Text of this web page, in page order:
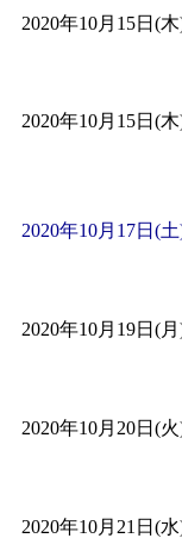
2020年10月15日(
2020年10月15日(
2020年10月17日(
2020年10月19日(
2020年10月20日(
2020年10月21日(